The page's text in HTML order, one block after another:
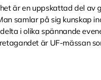
är en uppskattad del av
samlar på sig kunskap
i olika spännande
är UF-mässan